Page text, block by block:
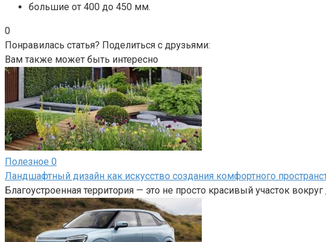
большие от 400 до 450 мм.
0
Понравилась статья? Поделиться с друзьями:
Вам также может быть интересно
Полезное 0
Ландшафтный дизайн как искусство создания комфортного
Благоустроенная территория — это не просто красивый участок